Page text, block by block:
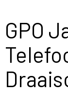
GPO